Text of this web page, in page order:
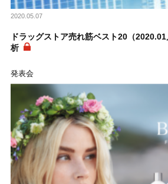
2020.05.07
ドラッグストア売れ筋ベスト20（
析
発表会